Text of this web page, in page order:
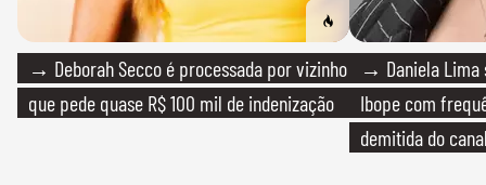
→ Deborah Secco é processada por vizinho
que pede quase R$ 100 mil de indenização
→ Daniela Lima
Ibope com
demitida do